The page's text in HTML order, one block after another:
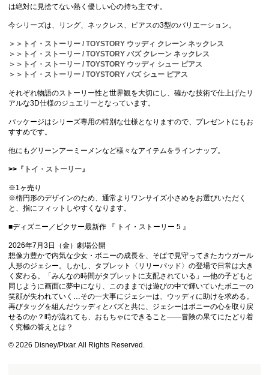
は絶対に見捨てない熱く優しい心の持ち主です。
今シリーズは、リング、ネックレス、ピアスの3型のバリエーション。
＞＞トイ・ストーリー / TOYSTORY ウッディ クレーン ネックレス
＞＞トイ・ストーリー / TOYSTORY バズ クレーン ネックレス
＞＞トイ・ストーリー / TOYSTORY ウッディ シュー ピアス
＞＞トイ・ストーリー / TOYSTORY バズ シュー ピアス
それぞれ物語のストーリー性と世界観を大切にし、確かな技術で仕上げたリ
アルな3D仕様のジュエリーとなっています。
パッケージはシリーズ専用の特別な仕様となりますので、プレゼントにもお
すすめです。
他にもグリーンアーミーメンなど様々なアイテムをラインナップ。
>> 『トイ・ストーリー』
※1ヶ売り
※楕円形のデザインのため、通常よりワンサイズ小さめをお選びいただく
と、指にフィットしやすくなります。
■ディズニー／ピクサー最新作 『 トイ・ストーリー 5 』
2026年7月3日（金）劇場公開
想像力豊かで内気な少女・ボニーの成長を、そばで見守ってきたカウガール
人形のジェシー。しかし、タブレット〈リリーパッド〉の登場で日常は大き
く変わる。「みんなの時間がタブレットに支配されている」―他の子どもと
同じように画面に夢中になり、このままでは遊びの中で輝いていたボニーの
笑顔が失われていく…その一大事にジェシーは、ウッディに助けを求める。
再びタッグを組んだウッディとバズと共に、ジェシーはボニーの心を取り戻
せるのか？時が流れても、おもちゃにできること――冒険の果てにたどり着
く究極の答えとは？
© 2026 Disney/Pixar. All Rights Reserved.